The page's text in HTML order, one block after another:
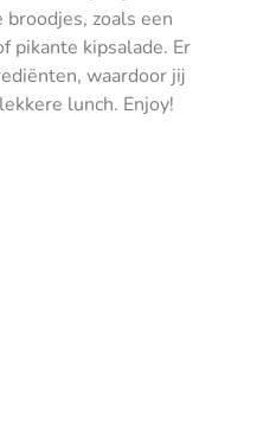
broodjes, zoals een
pikante kipsalade. Er
waardoor jij
lunch. Enjoy!